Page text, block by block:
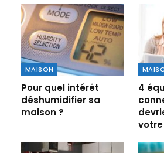
MAISON
Pour quel intérêt
déshumidifier sa
maison ?
4